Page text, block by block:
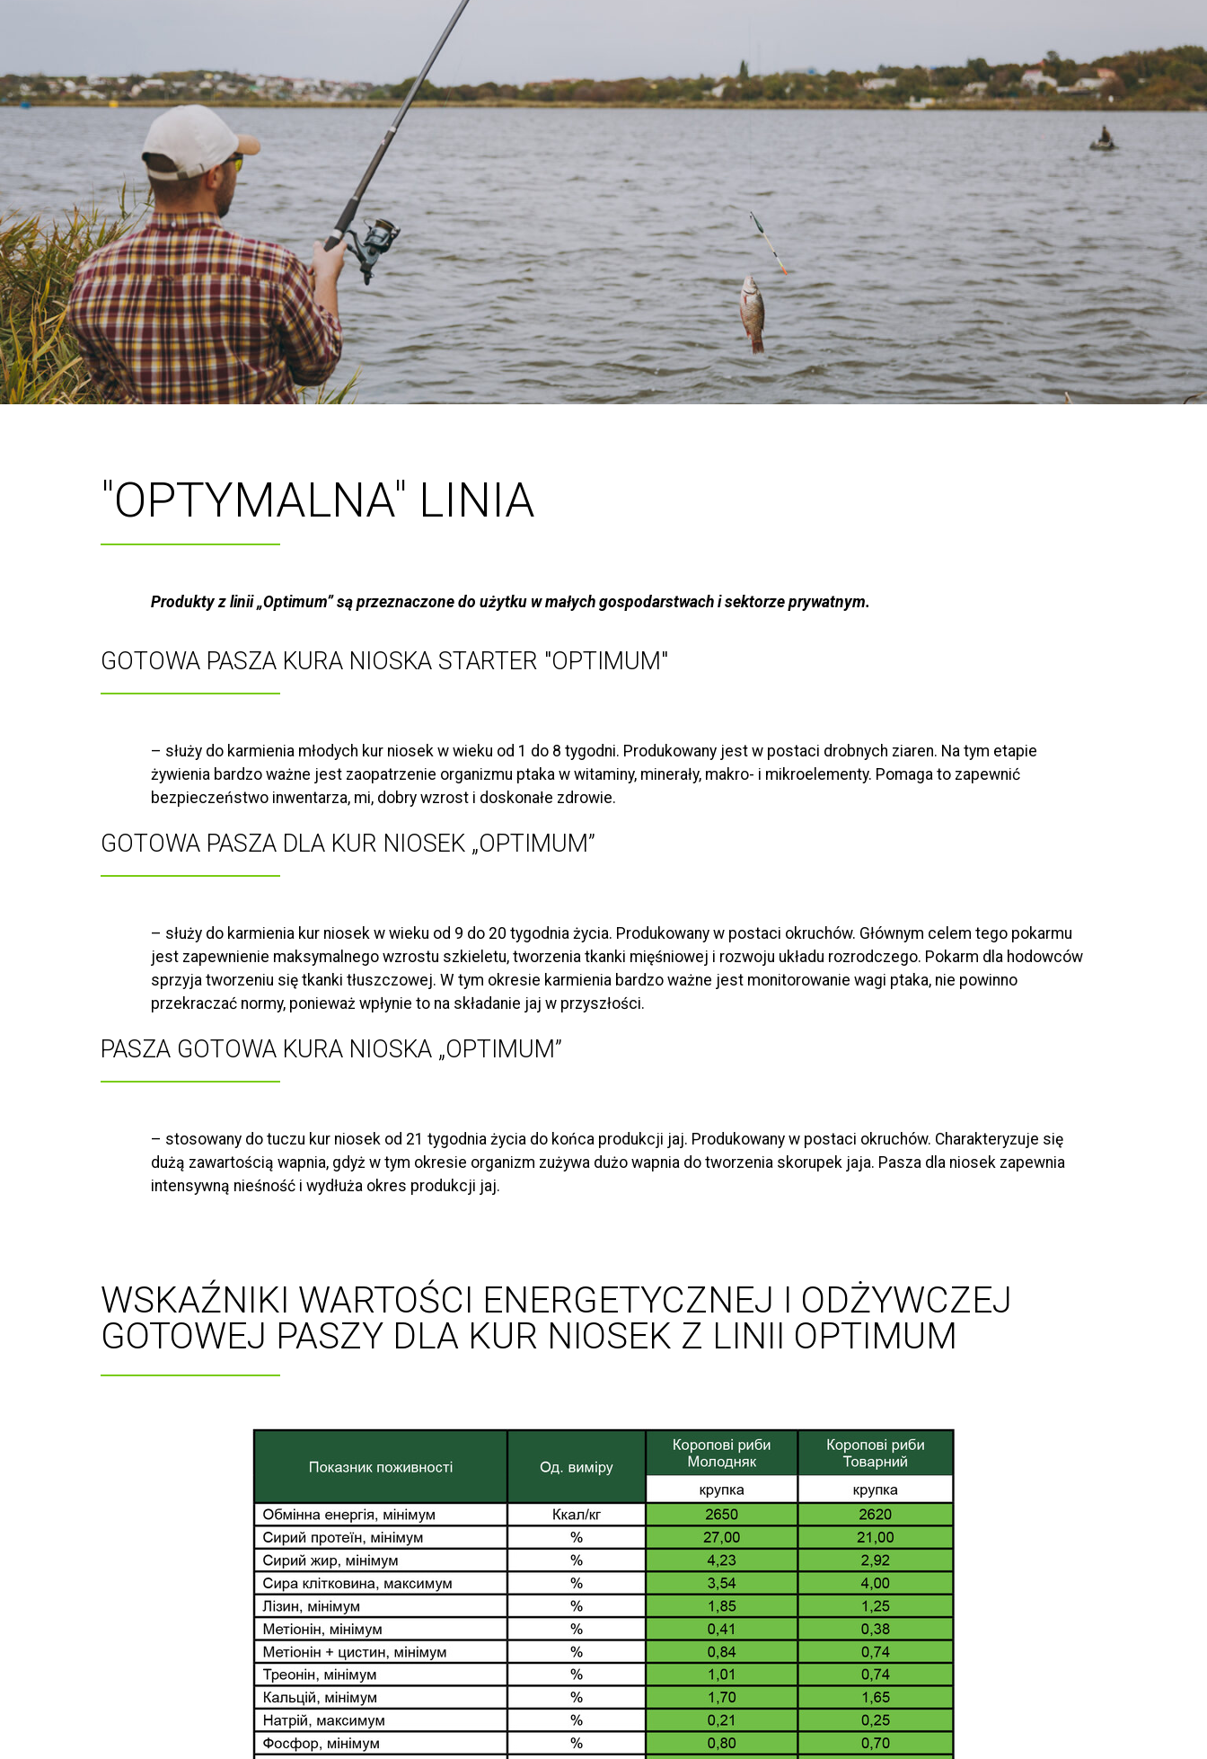
"OPTYMALNA" LINIA
Produkty z linii „Optimum” są przeznaczone do użytku w małych gospodarstwach i sektorze prywatnym.
GOTOWA PASZA KURA NIOSKA STARTER "OPTIMUM"
– służy do karmienia młodych kur niosek w wieku od 1 do 8 tygodni. Produkowany jest w postaci drobnych ziaren. Na tym etapie
żywienia bardzo ważne jest zaopatrzenie organizmu ptaka w witaminy, minerały, makro- i mikroelementy. Pomaga to zapewnić
bezpieczeństwo inwentarza, mi, dobry wzrost i doskonałe zdrowie.
GOTOWA PASZA DLA KUR NIOSEK „OPTIMUM”
– służy do karmienia kur niosek w wieku od 9 do 20 tygodnia życia. Produkowany w postaci okruchów. Głównym celem tego pokarmu
jest zapewnienie maksymalnego wzrostu szkieletu, tworzenia tkanki mięśniowej i rozwoju układu rozrodczego. Pokarm dla hodowców
sprzyja tworzeniu się tkanki tłuszczowej. W tym okresie karmienia bardzo ważne jest monitorowanie wagi ptaka, nie powinno
przekraczać normy, ponieważ wpłynie to na składanie jaj w przyszłości.
PASZA GOTOWA KURA NIOSKA „OPTIMUM”
– stosowany do tuczu kur niosek od 21 tygodnia życia do końca produkcji jaj. Produkowany w postaci okruchów. Charakteryzuje się
dużą zawartością wapnia, gdyż w tym okresie organizm zużywa dużo wapnia do tworzenia skorupek jaja. Pasza dla niosek zapewnia
intensywną nieśność i wydłuża okres produkcji jaj.
WSKAŹNIKI WARTOŚCI ENERGETYCZNEJ I ODŻYWCZEJ
GOTOWEJ PASZY DLA KUR NIOSEK Z LINII OPTIMUM